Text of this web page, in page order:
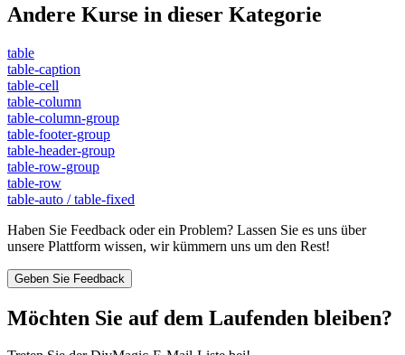
Andere Kurse in dieser Kategorie
table
table-caption
table-cell
table-column
table-column-group
table-footer-group
table-header-group
table-row-group
table-row
table-auto / table-fixed
Haben Sie Feedback oder ein Problem? Lassen Sie es uns über
unsere Plattform wissen, wir kümmern uns um den Rest!
Geben Sie Feedback
Möchten Sie auf dem Laufenden bleiben?